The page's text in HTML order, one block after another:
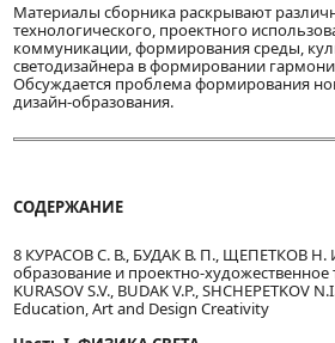
Материалы сборника раскрывают
технологического, проектного
коммуникации, формирования среды,
светодизайнера в формировании
Обсуждается проблема формирования
дизайн-образования.
СОДЕРЖАНИЕ
8 КУРАСОВ С. В., БУДАК В. П., ЩЕПЕТКОВ Н.
образование и проектно-художественное
KURASOV S.V., BUDAK V.P.,
Education, Art and Design Creativity